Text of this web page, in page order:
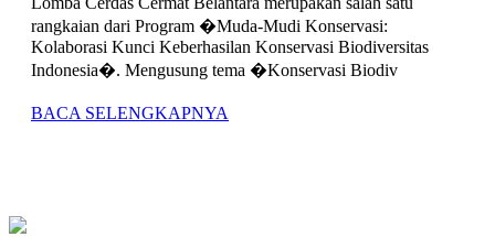
rangkaian dari Program �Muda-Mudi Konservasi:
Kolaborasi Kunci Keberhasilan Konservasi Biodiversitas
Indonesia�. Mengusung tema �Konservasi Biodiv
BACA SELENGKAPNYA